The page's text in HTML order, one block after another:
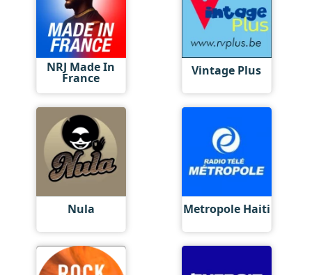
NRJ Made In
France Vintage Plus
Nula Metropole Haiti